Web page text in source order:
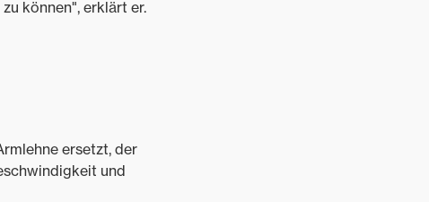
können", erklärt er.
ersetzt, der
und